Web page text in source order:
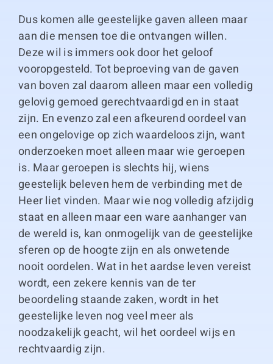
Dus komen alle geestelijke gaven alleen maar
aan die mensen toe die ontvangen willen.
Deze wil is immers ook door het geloof
vooropgesteld. Tot beproeving van de gaven
van boven zal daarom alleen maar een volledig
gelovig gemoed gerechtvaardigd en in staat
zijn. En evenzo zal een afkeurend oordeel van
een ongelovige op zich waardeloos zijn, want
onderzoeken moet alleen maar wie geroepen
is. Maar geroepen is slechts hij, wiens
geestelijk beleven hem de verbinding met de
Heer liet vinden. Maar wie nog volledig afzijdig
staat en alleen maar een ware aanhanger van
de wereld is, kan onmogelijk van de geestelijke
sferen op de hoogte zijn en als onwetende
nooit oordelen. Wat in het aardse leven vereist
wordt, een zekere kennis van de ter
beoordeling staande zaken, wordt in het
geestelijke leven nog veel meer als
noodzakelijk geacht, wil het oordeel wijs en
rechtvaardig zijn.